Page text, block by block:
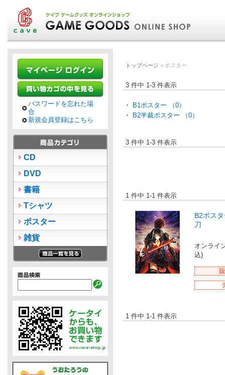
パスワードを忘れた場
合
新規会員登録はこちら
CD
DVD
書籍
Tシャツ
ポスター
雑貨
トップページ > ポスター
3 件中 1-3 件表示
・
B1ポスター （0）
・
B2半裁ポスター （0）
3 件中 1-3 件表示
1 件中 1-1 件表示
B2ポス
刀
オンライ
込)
1 件中 1-1 件表示